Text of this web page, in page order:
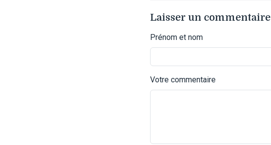
Laisser un commentaire
Prénom et nom
Votre commentaire